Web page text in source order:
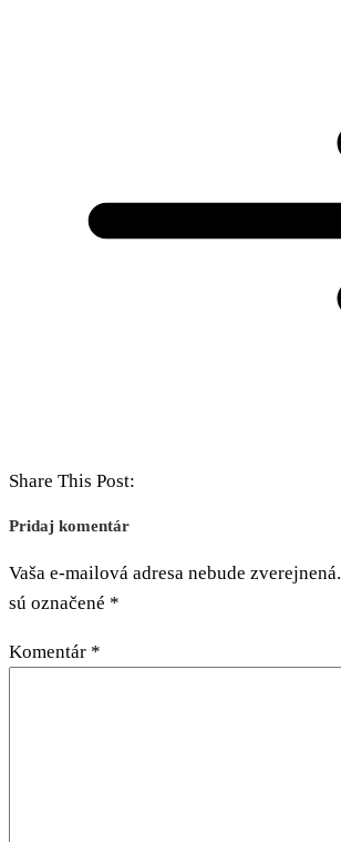
Share This Post:
Pridaj komentár
Vaša e-mailová adresa nebude zverejnená.
sú označené *
Komentár *